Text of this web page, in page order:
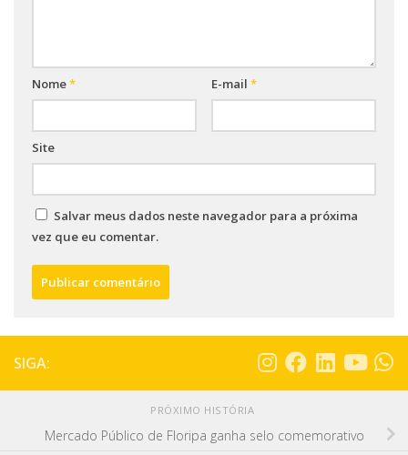
Nome* E-mail *
Site
Salvar meus dados neste navegador para a próxima
vez que eu comentar.
SIGA:
PRÓXIMO HISTÓRIA
Mercado Público de Floripa ganha selo comemorativo